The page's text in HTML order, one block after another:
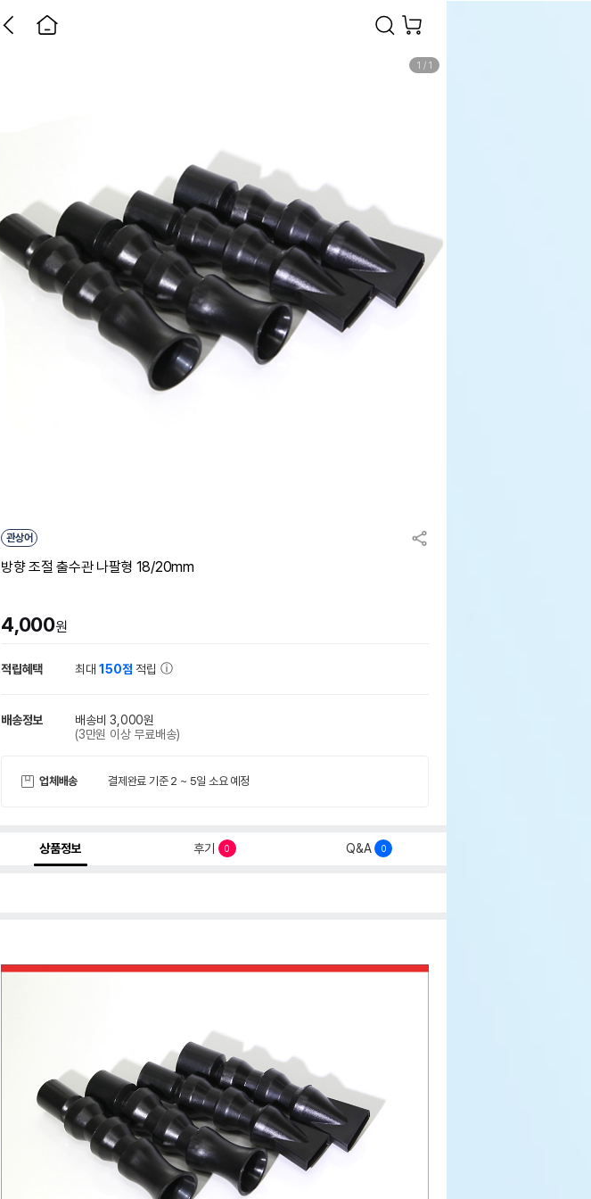
1 / 1
관상어
방향 조절 출수관 나팔형 18/20mm
4,000원
적립혜택 최대150점 적립
배송정보
배송비 3,000원
(3만원 이상 무료배송)
업체배송 결제완료 기준 2 ~ 5일 소요 예정
상품정보 후기 0 Q&A 0